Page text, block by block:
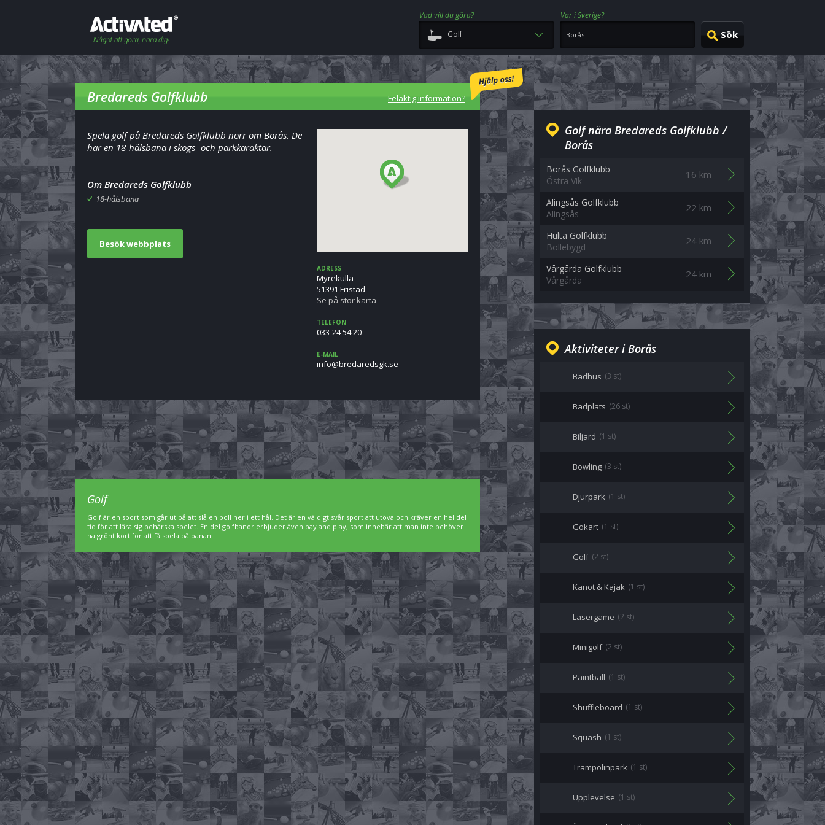
Vad vill du göra?
Var i Sverige?
Golf
Bredareds Golfklubb Felaktig information?
Spela golf på Bredareds Golfklubb norr om Borås. De
har en 18-hålsbana i skogs- och parkkaraktär.
Om Bredareds Golfklubb
18-hålsbana
Besök webbplats
ADRESS
Myrekulla
51391 Fristad
Se på stor karta
TELEFON
033-24 54 20
E-MAIL
es.kgsderaderb@ofni
Golf nära Bredareds Golfklubb /
Borås
Borås Golfklubb
Östra Vik
16 km
Alingsås Golfklubb
Alingsås
22 km
Hulta Golfklubb
Bollebygd
24 km
Vårgårda Golfklubb
Vårgårda
24 km
Aktiviteter i Borås
Badhus (3 st)
Badplats (26 st)
Biljard (1 st)
Bowling (3 st)
Djurpark (1 st)
Gokart (1 st)
Golf (2 st)
Kanot & Kajak (1 st)
Lasergame (2 st)
Minigolf (2 st)
Paintball (1 st)
Shuffleboard (1 st)
Squash (1 st)
Trampolinpark (1 st)
Upplevelse (1 st)
Golf
Golf är en sport som går ut på att slå en boll ner i ett hål. Det är en väldigt svår sport att utöva och kräver en hel del
tid för att lära sig behärska spelet. En del golfbanor erbjuder även pay and play, som innebär att man inte behöver
ha grönt kort för att få spela på banan.